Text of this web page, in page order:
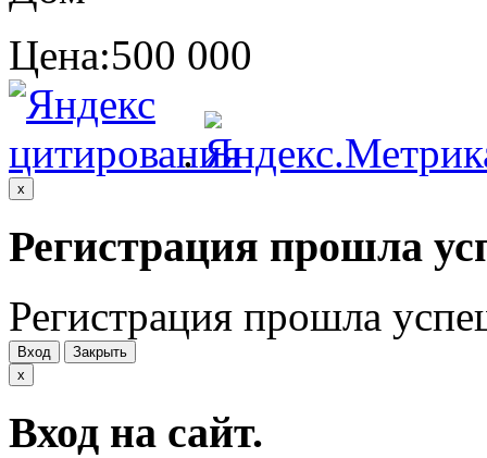
Цена:500 000
.
x
Регистрация прошла
Регистрация прошла
Вход
Закрыть
x
Вход на сайт.